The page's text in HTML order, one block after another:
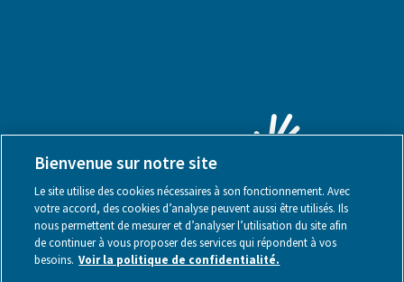
Bienvenue sur notre site
Le site utilise des cookies nécessaires à son fonctionnement. Avec
votre accord, des cookies d’analyse peuvent aussi être utilisés. Ils
nous permettent de mesurer et d’analyser l’utilisation du site afin
de continuer à vous proposer des services qui répondent à vos
besoins. Voir la politique de confidentialité.